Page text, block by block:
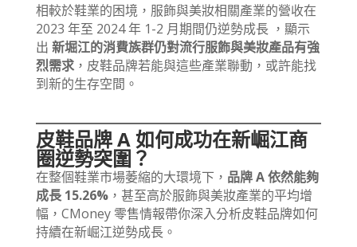
相較於鞋業的困境，服飾與美妝相關產業的營收在
2023 年至 2024 年 1-2 月期間仍逆勢成長 ，顯示
出 新堀江的消費族群仍對流行服飾與美妝產品有強
烈需求，皮鞋品牌若能與這些產業聯動，或許能找
到新的生存空間。
皮鞋品牌 A 如何成功在新崛江商
圈逆勢突圍？
在整個鞋業市場萎縮的大環境下， 品牌 A 依然能夠
成長 15.26%，甚至高於服飾與美妝產業的平均增
幅，CMoney 零售情報帶你深入分析皮鞋品牌如何
持續在新崛江逆勢成長。